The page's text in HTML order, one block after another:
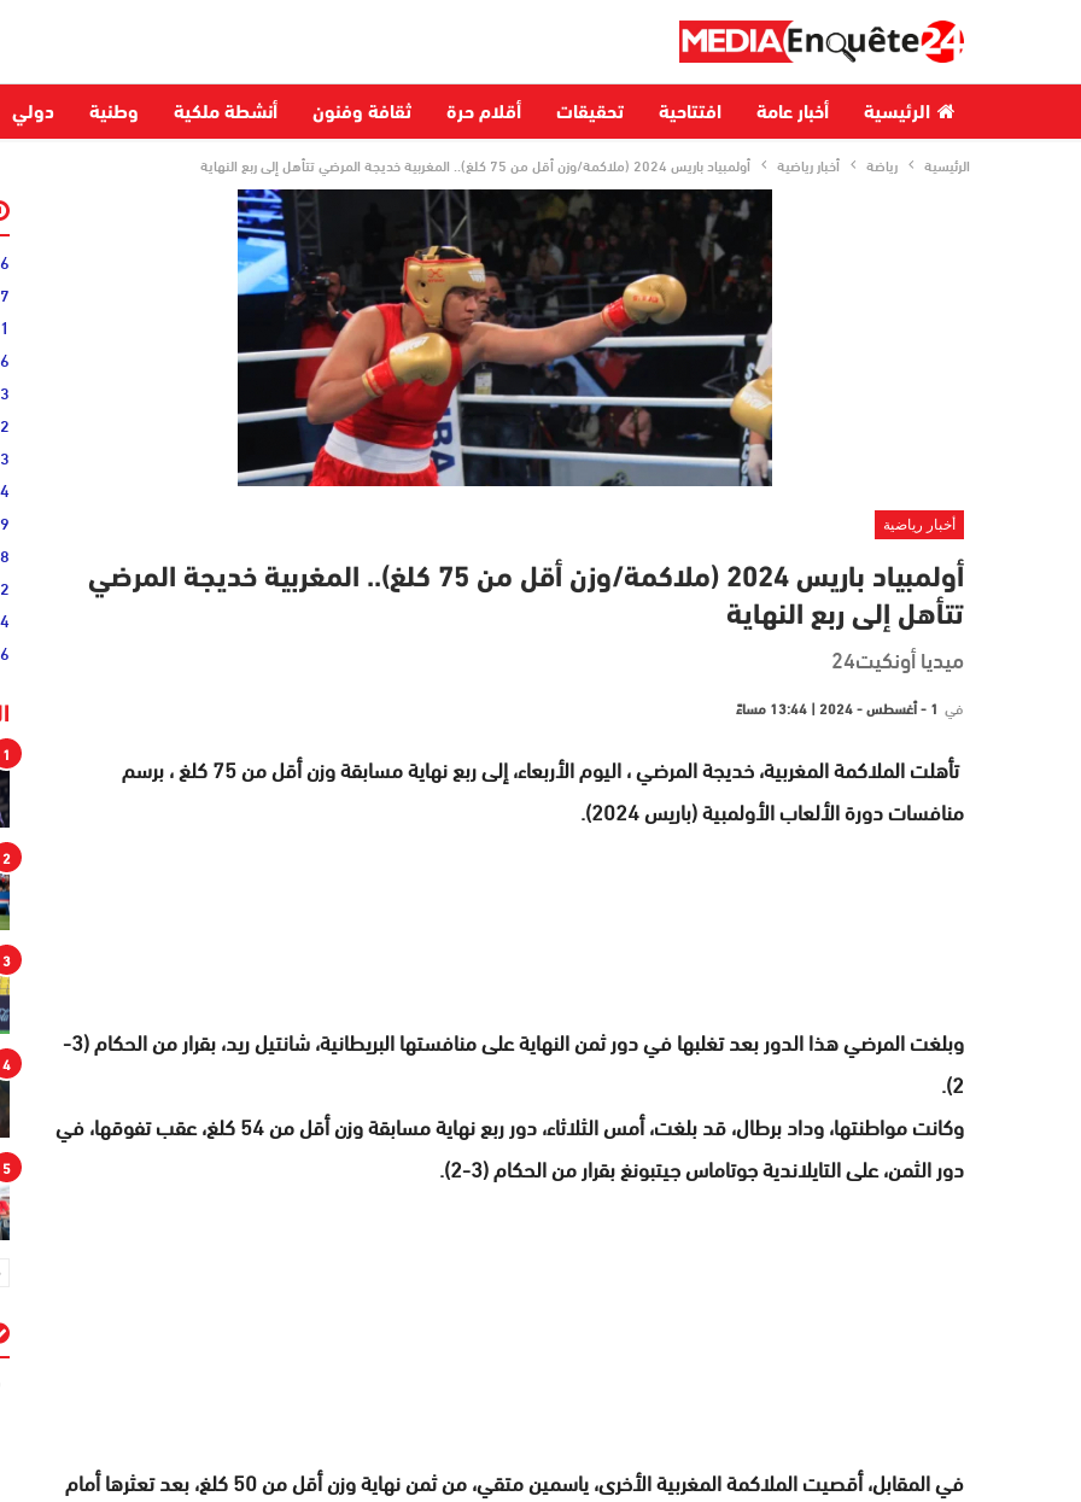
الرئيسية أخبار عامة افتتاحية تحقيقات أقلام حرة ثقافة وفنون أنشطة ملكية وطنية دولي
الرئيسية رياضة أخبار رياضية أولمبياد باريس 2024 (ملاكمة/وزن أقل من 75 كلغ).. المغربية خديجة المرضي تتأهل إلى ربع النهاية
أخبار رياضية
أولمبياد باريس 2024 (ملاكمة/وزن أقل من 75 كلغ).. المغربية خديجة المرضي
تتأهل إلى ربع النهاية
ميديا أونكيت24
في 1 - أغسطس - 2024 | 13:44 مساءً
تأهلت الملاكمة المغربية، خديجة المرضي ، اليوم الأربعاء، إلى ربع نهاية مسابقة وزن أقل من 75 كلغ ، برسم
منافسات دورة الألعاب الأولمبية (باريس 2024).
وبلغت المرضي هذا الدور بعد تغلبها في دور ثمن النهاية على منافستها البريطانية، شانتيل ريد، بقرار من الحكام (3-
2).
وكانت مواطنتها، وداد برطال، قد بلغت، أمس الثلاثاء، دور ربع نهاية مسابقة وزن أقل من 54 كلغ، عقب تفوقها، في
دور الثمن، على التايلاندية جوتاماس جيتبونغ بقرار من الحكام (3-2).
في المقابل، أقصيت الملاكمة المغربية الأخرى، ياسمين متقي، من ثمن نهاية وزن أقل من 50 كلغ، بعد تعثرها أمام
1
2
3
4
5